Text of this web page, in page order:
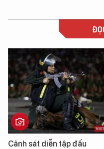
Cảnh sát diễn tập đấu